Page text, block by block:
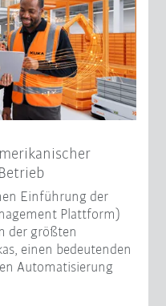
Einführung der
Plattform)
der größten
einen bedeutenden
Automatisierung